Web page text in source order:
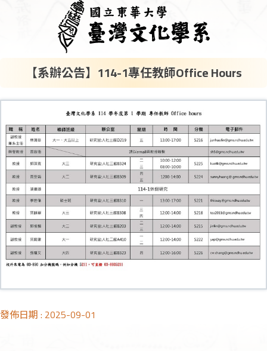
【系辦公告】114-1專任教師Office Hours
發佈日期 : 2025-09-01